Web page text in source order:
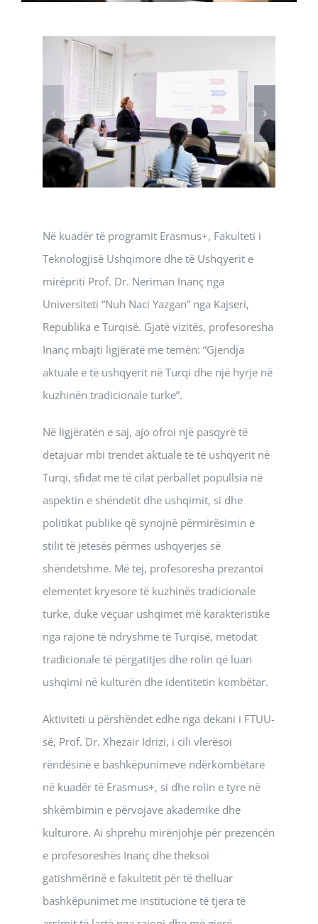
Në kuadër të programit Erasmus+, Fakulteti i
Teknologjisë Ushqimore dhe të Ushqyerit e
mirëpriti Prof. Dr. Neriman Inanç nga
Universiteti “Nuh Naci Yazgan” nga Kajseri,
Republika e Turqisë. Gjatë vizitës, profesoresha
Inanç mbajti ligjëratë me temën: “Gjendja
aktuale e të ushqyerit në Turqi dhe një hyrje në
kuzhinën tradicionale turke”.
Në ligjëratën e saj, ajo ofroi një pasqyrë të
detajuar mbi trendet aktuale të të ushqyerit në
Turqi, sfidat me të cilat përballet popullsia në
aspektin e shëndetit dhe ushqimit, si dhe
politikat publike që synojnë përmirësimin e
stilit të jetesës përmes ushqyerjes së
shëndetshme. Më tej, profesoresha prezantoi
elementet kryesore të kuzhinës tradicionale
turke, duke veçuar ushqimet më karakteristike
nga rajone të ndryshme të Turqisë, metodat
tradicionale të përgatitjes dhe rolin që luan
ushqimi në kulturën dhe identitetin kombëtar.
Aktiviteti u përshëndet edhe nga dekani i FTUU-
së, Prof. Dr. Xhezair Idrizi, i cili vlerësoi
rëndësinë e bashkëpunimeve ndërkombëtare
në kuadër të Erasmus+, si dhe rolin e tyre në
shkëmbimin e përvojave akademike dhe
kulturore. Ai shprehu mirënjohje për prezencën
e profesoreshës Inanç dhe theksoi
gatishmërinë e fakultetit për të thelluar
bashkëpunimet me institucione të tjera të